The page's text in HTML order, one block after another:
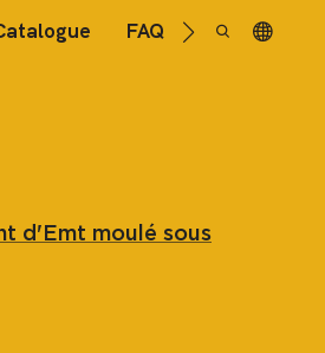
FAQ
d'Emt moulé sous